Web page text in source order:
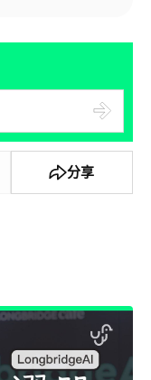
分享